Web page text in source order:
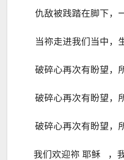
仇敌被践踏在脚下，
当祢走进我们当中，
破碎心再次有盼望，
破碎心再次有盼望，
破碎心再次有盼望，
我们欢迎祢 耶稣 ，